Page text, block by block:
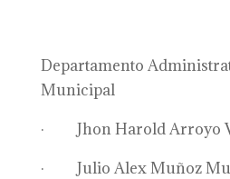
Departamento
Municipal
· Jhon Harold Arroyo
· Julio Alex Muñoz